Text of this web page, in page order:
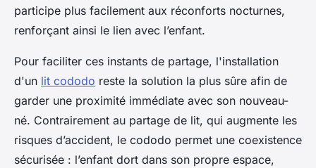
participe plus facilement aux réconforts nocturnes,
renforçant ainsi le lien avec l’enfant.
Pour faciliter ces instants de partage, l'installation
d'un lit cododo reste la solution la plus sûre afin de
garder une proximité immédiate avec son nouveau-
né. Contrairement au partage de lit, qui augmente les
risques d’accident, le cododo permet une coexistence
sécurisée : l’enfant dort dans son propre espace,